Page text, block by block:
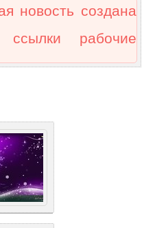
новость создана
ссылки рабочие